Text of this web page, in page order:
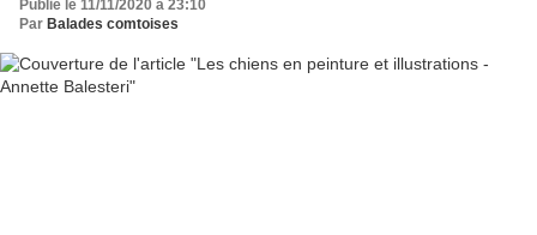
Publié le 11/11/2020 à 23:10
Par Balades comtoises